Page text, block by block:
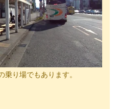
乗り場でもあります。